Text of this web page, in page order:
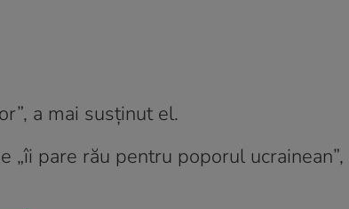
a mai susţinut el.
pare rău pentru poporul ucrainean”,